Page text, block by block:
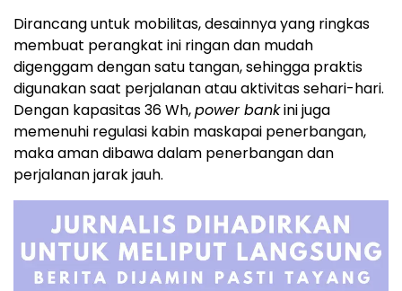
Dirancang untuk mobilitas, desainnya yang ringkas
membuat perangkat ini ringan dan mudah
digenggam dengan satu tangan, sehingga praktis
digunakan saat perjalanan atau aktivitas sehari-hari.
Dengan kapasitas 36 Wh,power bankini juga
memenuhi regulasi kabin maskapai penerbangan,
maka aman dibawa dalam penerbangan dan
perjalanan jarakjauh.